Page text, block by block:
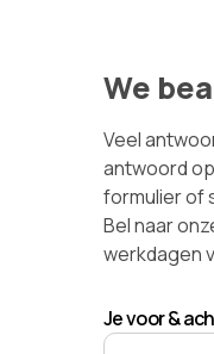
We
Veel
antwoord
formulier of
Bel naar
werkdagen
Je voor &